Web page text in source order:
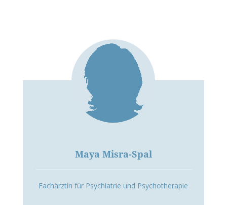
Maya Misra-Spal
Fachärztin für Psychiatrie und Psychotherapie